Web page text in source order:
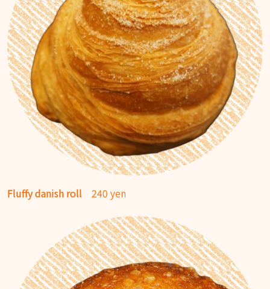
Fluffy danish roll 240 yen